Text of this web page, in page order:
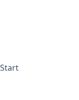
Start